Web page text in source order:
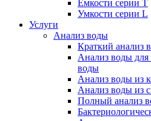
Емкости серии Т
Умкости серии L
Услуги
Анализ воды
Краткий анализ
Анализ воды для
воды
Анализ воды из
Анализ воды из
Полный анализ